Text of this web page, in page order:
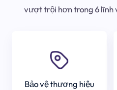
vượt trội hơn trong 6 lĩnh
Bảo vệ thương hiệu